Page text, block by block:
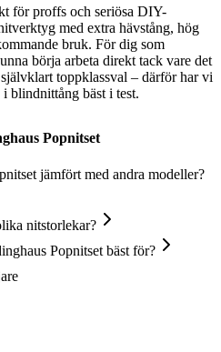
för proffs och seriösa DIY-
med extra hävstång, hög
bruk. För dig som
börja arbeta direkt tack vare det
toppklassval – därför har vi
blindnittång bäst i test.
Popnitset
jämfört med andra modeller?
nitstorlekar?
Popnitset bäst för?